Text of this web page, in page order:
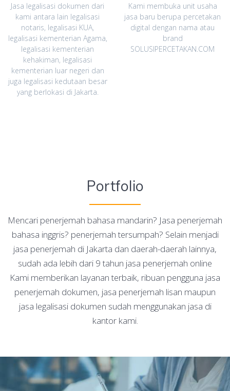
Jasa legalisasi dokumen dari
kami antara lain legalisasi
notaris, legalisasi KUA,
legalisasi kementerian Agama,
legalisasi kementerian
kehakiman, legalisasi
kementerian luar negeri dan
juga legalisasi kedutaan besar
yang berlokasi di Jakarta.
Kami membuka unit usaha
jasa baru berupa percetakan
digital dengan nama atau
brand
SOLUSIPERCETAKAN.COM
Portfolio
Mencari penerjemah bahasa mandarin? Jasa penerjemah
bahasa inggris? penerjemah tersumpah? Selain menjadi
jasa penerjemah di Jakarta dan daerah-daerah lainnya,
sudah ada lebih dari 9 tahun jasa penerjemah online
Kami memberikan layanan terbaik, ribuan pengguna jasa
penerjemah dokumen, jasa penerjemah lisan maupun
jasa legalisasi dokumen sudah menggunakan jasa di
kantor kami.